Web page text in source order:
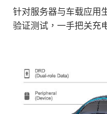
针对服务器与车载应用
验证测试，一手把关充